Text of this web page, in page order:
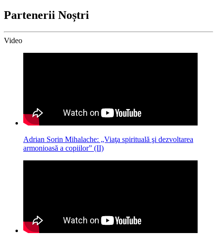
Partenerii Noștri
Video
Adrian Sorin Mihalache: „Viaţa spirituală şi dezvoltarea
armonioasă a copiilor” (II)